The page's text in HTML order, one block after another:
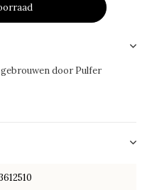
door Pulfer